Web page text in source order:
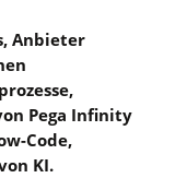
Anbieter
Pega Infinity
Code,
KI.